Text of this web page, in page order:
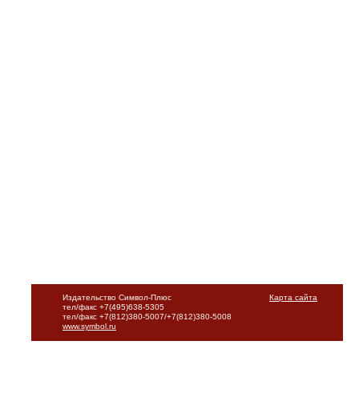
Карта сайта
Издательство Символ-Плюс
тел/факс +7(495)638-5305
тел/факс +7(812)380-5007/+7(812)380-5008
www.symbol.ru